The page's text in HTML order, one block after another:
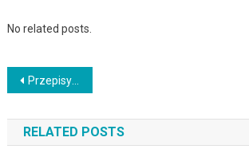
No related posts.
Nawigacja
wpisu
Przepisy na kolorowe koktajle warzywne – zdrowa dawka witamin w jednym kieliszku
RELATED POSTS